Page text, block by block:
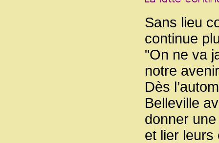
Sans lieu
continue
"On ne va
notre
Dès
Belleville
donner
et lier leurs